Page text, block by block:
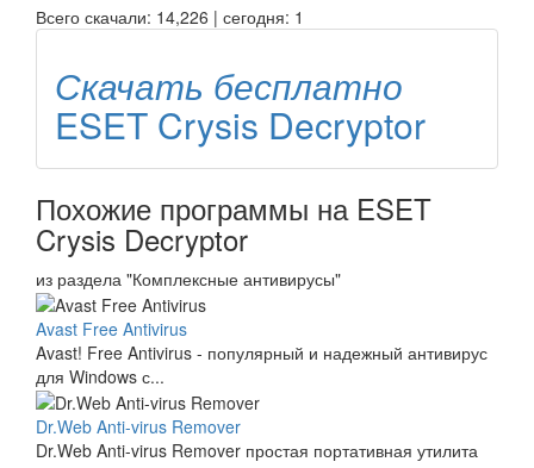
Всего скачали: 14,226 | сегодня: 1
Скачать бесплатно
ESET Crysis Decryptor
Похожие программы на ESET
Crysis Decryptor
из раздела "Комплексные антивирусы"
Avast Free Antivirus
Avast! Free Antivirus - популярный и надежный антивирус
для Windows с...
Dr.Web Anti-virus Remover
Dr.Web Anti-virus Remover простая портативная утилита